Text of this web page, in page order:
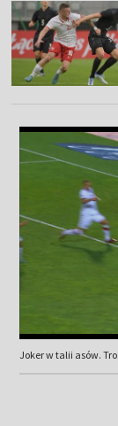
Joker w talii asów.